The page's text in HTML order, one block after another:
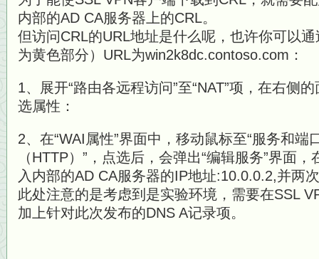
内部的AD CA服务器上的CRL。
但访问CRL的URL地址是什么呢，也许你可以
为黄色部分）URL为win2k8dc.contoso.com：
1、展开“路由各远程访问”至“NAT”项，在右侧
选属性：
2、在“WAI属性”界面中，移动鼠标至“服务和端
（HTTP）”，点选后，会弹出“编辑服务”界面
入内部的AD CA服务器的IP地址:10.0.0.2,并两
此处注意的是考虑到是实验环境，需要在SSL
加上针对此次发布的DNS A记录项。